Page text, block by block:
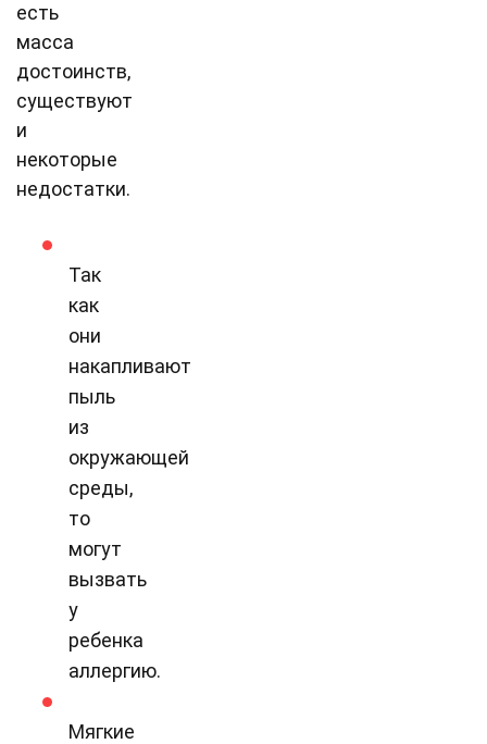
есть
масса
достоинств,
существуют
и
некоторые
недостатки.
Так
как
они
накапливают
пыль
из
окружающей
среды,
то
могут
вызвать
у
ребенка
аллергию.
Мягкие